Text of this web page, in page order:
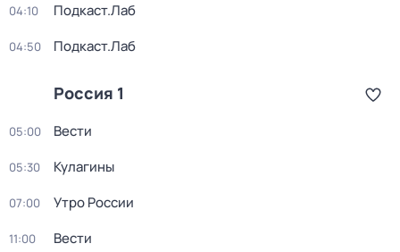
04:10 Подкаст.Лаб
04:50 Подкаст.Лаб
Россия 1
05:00 Вести
05:30 Кулагины
07:00 Утро России
11:00 Вести